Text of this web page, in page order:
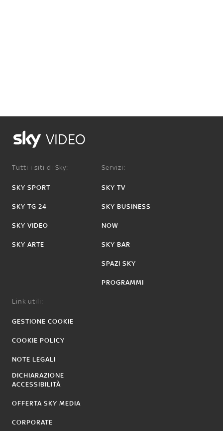
VIDEO
Tutti i siti di Sky:
SKY SPORT
SKY TG 24
SKY VIDEO
SKY ARTE
Servizi:
SKY TV
SKY BUSINESS
NOW
SKY BAR
SPAZI SKY
PROGRAMMI
Link utili:
GESTIONE COOKIE
COOKIE POLICY
NOTE LEGALI
DICHIARAZIONE
ACCESSIBILITÀ
OFFERTA SKY MEDIA
CORPORATE